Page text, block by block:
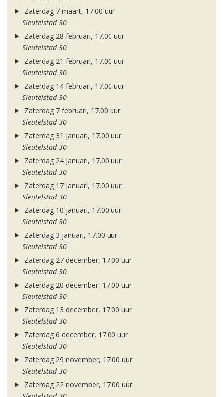
Zaterdag 7 maart, 17.00 uur
Sleutelstad 30
Zaterdag 28 februari, 17.00 uur
Sleutelstad 30
Zaterdag 21 februari, 17.00 uur
Sleutelstad 30
Zaterdag 14 februari, 17.00 uur
Sleutelstad 30
Zaterdag 7 februari, 17.00 uur
Sleutelstad 30
Zaterdag 31 januari, 17.00 uur
Sleutelstad 30
Zaterdag 24 januari, 17.00 uur
Sleutelstad 30
Zaterdag 17 januari, 17.00 uur
Sleutelstad 30
Zaterdag 10 januari, 17.00 uur
Sleutelstad 30
Zaterdag 3 januari, 17.00 uur
Sleutelstad 30
Zaterdag 27 december, 17.00 uur
Sleutelstad 30
Zaterdag 20 december, 17.00 uur
Sleutelstad 30
Zaterdag 13 december, 17.00 uur
Sleutelstad 30
Zaterdag 6 december, 17.00 uur
Sleutelstad 30
Zaterdag 29 november, 17.00 uur
Sleutelstad 30
Zaterdag 22 november, 17.00 uur